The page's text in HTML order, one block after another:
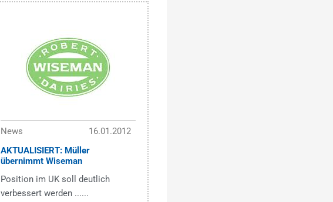
News
16.01.2012
AKTUALISIERT: Müller
übernimmt Wiseman
Position im UK soll deutlich
verbessert werden ......